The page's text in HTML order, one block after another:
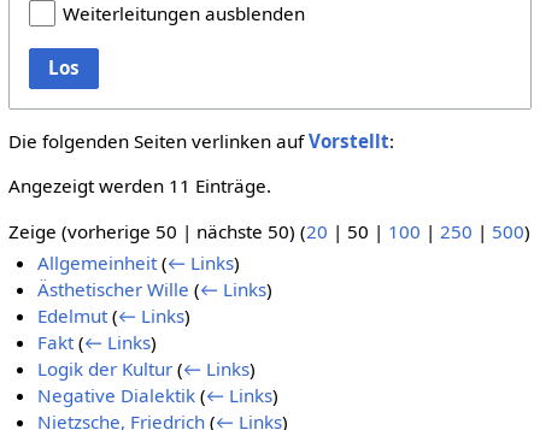
Weiterleitungen ausblenden
Los
Die folgenden Seiten verlinken aufVorstellt:
Angezeigt werden 11 Einträge.
Zeige (vorherige 50 | nächste 50) (20 | 50 | 100 | 250 | 500)
Allgemeinheit (← Links)
Ästhetischer Wille (← Links)
Edelmut (← Links)
Fakt (← Links)
Logik der Kultur (← Links)
Negative Dialektik (← Links)
Nietzsche, Friedrich (← Links)